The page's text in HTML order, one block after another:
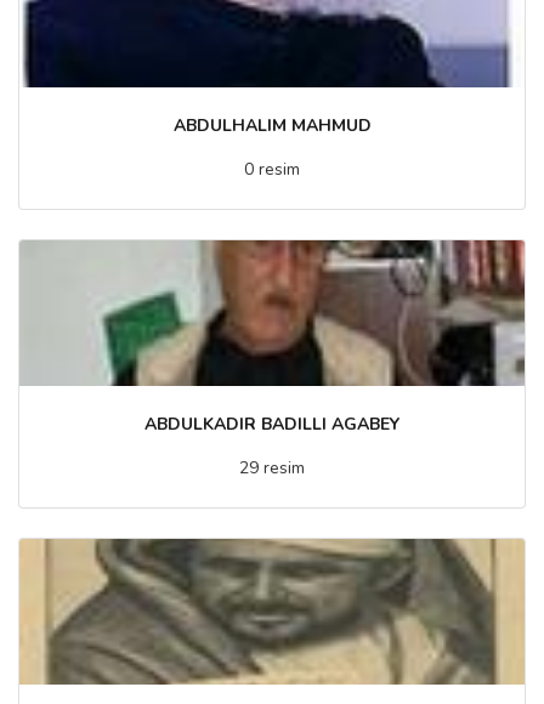
ABDULHALIM MAHMUD
0 resim
ABDULKADIR BADILLI AGABEY
29 resim